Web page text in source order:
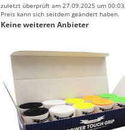
zuletzt überprüft am 27.09.2025 um
Preis kann sich seitdem geändert haben.
Keine weiteren Anbieter